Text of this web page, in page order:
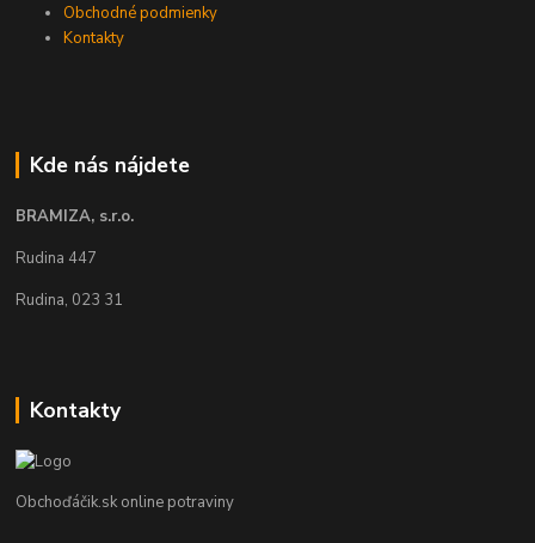
Obchodné podmienky
Kontakty
Kde nás nájdete
BRAMIZA, s.r.o.
Rudina 447
Rudina, 023 31
Kontakty
Obchoďáčik.sk online potraviny